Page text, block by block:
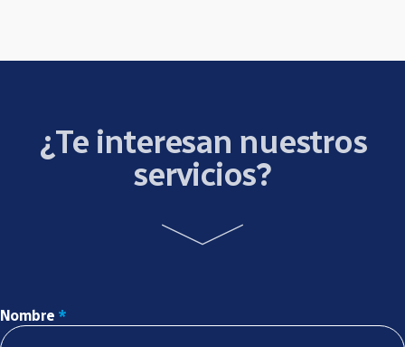
¿Te interesan nuestros
servicios?
Nombre *